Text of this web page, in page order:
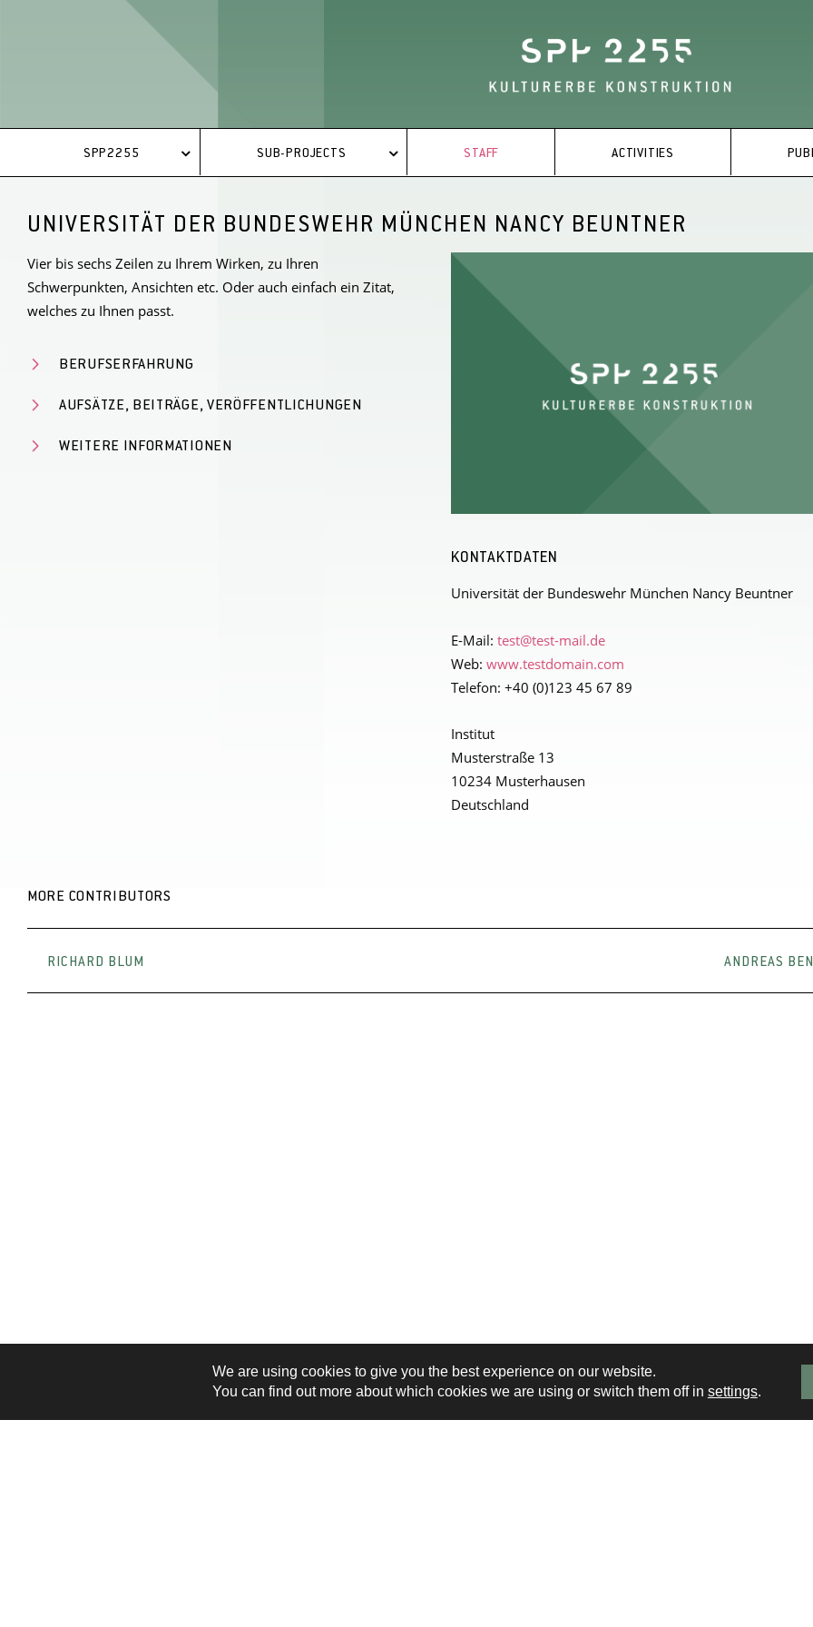
SPP2255 SUB-PROJECTS STAFF ACTIVITIES
UNIVERSITÄT DER BUNDESWEHR MÜNCHEN NANCY BEUNTNER
Vier bis sechs Zeilen zu Ihrem Wirken, zu Ihren
Schwerpunkten, Ansichten etc. Oder auch einfach ein Zitat,
welches zu Ihnen passt.
BERUFSERFAHRUNG
AUFSÄTZE, BEITRÄGE, VERÖFFENTLICHUNGEN
WEITERE INFORMATIONEN
KONTAKTDATEN
Universität der Bundeswehr München Nancy Beuntner
E-Mail:test@test-mail.de
Web:www.testdomain.com
Telefon: +40 (0)123 45 67 89
Institut
Musterstraße 13
10234 Musterhausen
Deutschland
MORE CONTRIBUTORS
RICHARD BLUM ANDREAS
We are using cookies to give you the best experience on our website.
You can find out more about which cookies we are using or switch them off in settings.